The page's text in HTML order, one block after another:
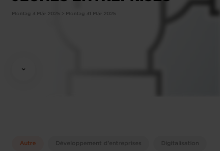
Montag 3 Mär 2025 > Montag 31 Mär 2025
Autre Développement d'entreprises Digitalisation